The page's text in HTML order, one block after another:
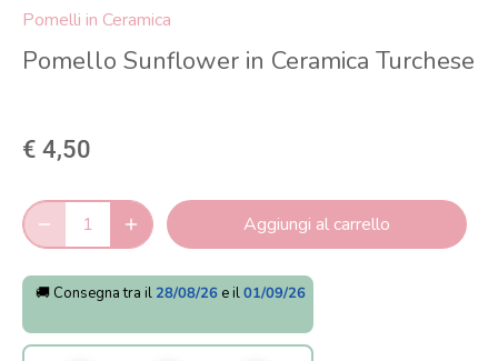
Pomelli in Ceramica
Pomello Sunflower in Ceramica Turchese
€ 4,50
Aggiungi al carrello
🚚 Consegna tra il 28/08/26 e il01/09/26